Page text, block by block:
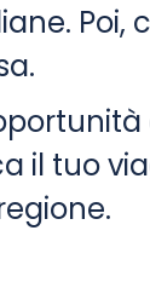
Poi,
il tuo